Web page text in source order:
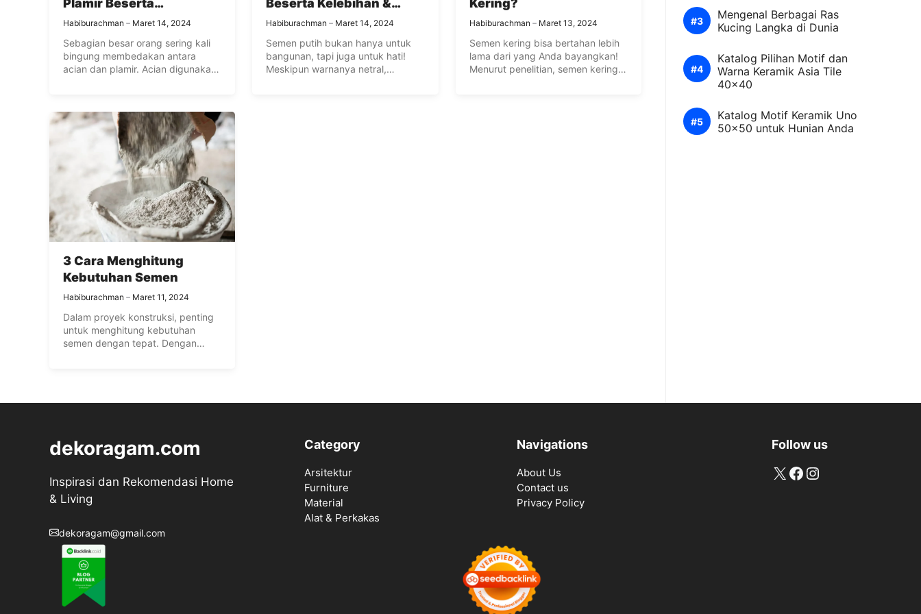
Plamir Beserta
Fungsinya
Habiburachman Maret 14, 2024
Sebagian besar orang sering kali
bingung membedakan antara
acian dan plamir. Acian digunakan
Beserta Kelebihan &
Kekurangan
Habiburachman Maret 14, 2024
Semen putih bukan hanya untuk
bangunan, tapi juga untuk hati!
Meskipun warnanya netral,
Kering?
Habiburachman Maret 13, 2024
Semen kering bisa bertahan lebih
lama dari yang Anda bayangkan!
Menurut penelitian, semen kering
3 Cara Menghitung
Kebutuhan Semen
Habiburachman Maret 11, 2024
Dalam proyek konstruksi, penting
untuk menghitung kebutuhan
semen dengan tepat. Dengan
Mengenal Berbagai Ras
Kucing Langka di Dunia
Katalog Pilihan Motif dan
Warna Keramik Asia Tile
40×40
Katalog Motif Keramik Uno
50×50 untuk Hunian Anda
dekoragam.com
Inspirasi dan Rekomendasi Home
& Living
dekoragam@gmail.com
Category
Arsitektur
Furniture
Material
Alat & Perkakas
Navigations
About Us
Contact us
Privacy Policy
Follow us
X Facebook
Instagram